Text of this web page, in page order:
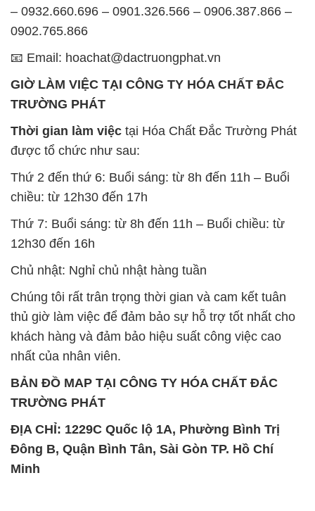
– 0932.660.696 – 0901.326.566 – 0906.387.866 –
0902.765.866
📧 Email: hoachat@dactruongphat.vn
GIỜ LÀM VIỆC TẠI CÔNG TY HÓA CHẤT ĐẮC
TRƯỜNG PHÁT
Thời gian làm việc tại Hóa Chất Đắc Trường Phát
được tổ chức như sau:
Thứ 2 đến thứ 6: Buổi sáng: từ 8h đến 11h – Buổi
chiều: từ 12h30 đến 17h
Thứ 7: Buổi sáng: từ 8h đến 11h – Buổi chiều: từ
12h30 đến 16h
Chủ nhật: Nghỉ chủ nhật hàng tuần
Chúng tôi rất trân trọng thời gian và cam kết tuân
thủ giờ làm việc để đảm bảo sự hỗ trợ tốt nhất cho
khách hàng và đảm bảo hiệu suất công việc cao
nhất của nhân viên.
BẢN ĐỒ MAP TẠI CÔNG TY HÓA CHẤT ĐẮC
TRƯỜNG PHÁT
ĐỊA CHỈ: 1229C Quốc lộ 1A, Phường Bình Trị
Đông B, Quận Bình Tân, Sài Gòn TP. Hồ Chí
Minh